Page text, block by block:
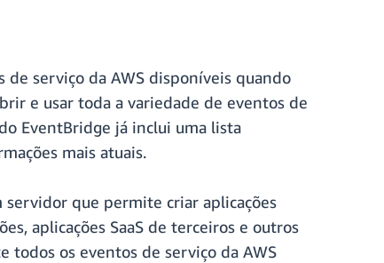
serviço da AWS disponíveis quando
e usar toda a variedade de eventos de
EventBridge já inclui uma lista
mais atuais.
que permite criar aplicações
aplicações SaaS de terceiros e outros
todos os eventos de serviço da AWS